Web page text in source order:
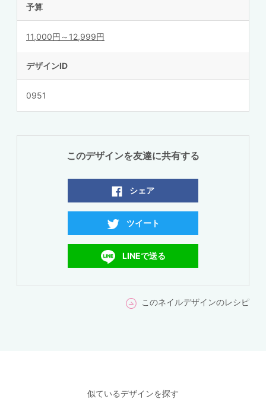
予算
11,000円～12,999円
デザインID
0951
このデザインを友達に共有する
シェア
ツイート
LINEで送る
このネイルデザインのレシピ
似ているデザインを探す